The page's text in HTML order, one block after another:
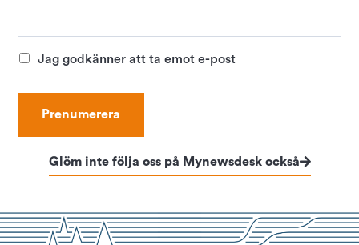
Jag godkänner att ta emot e-post
Glöm inte följa oss på Mynewsdesk också